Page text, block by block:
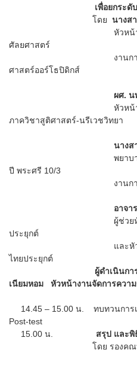
เพื่อยกระดับความป
โดย นางส
หัวหน้าหอผู้ป่วย ไ
ศัลยศาสตร์
งานการพยาบาลศั
ศาสตร์ออร์โธปิดิกส์
ผศ. น
หัวหน้าทีมดูแลผู้ป่ว
ภาควิชาสูติศาสตร์-นรีเวชวิทยา
นางส
พยาบาลชำนาญกา
ปี พระศรี 10/3
งานการพยาบาลสูติ
อาจา
ผู้ช่วยหัวหน้าสถาน
ประยุกต์
และหัวหน้าคลินิกอ
ไทยประยุกต์
ผู้ดำเนินก
เนียมหอม หัวหน้างานจัดการควา
14.45 – 15.00 น. ทบทวนการเ
Post-test
15.00 น. สรุป และพิ
โดย รองคณบดีฝ่า